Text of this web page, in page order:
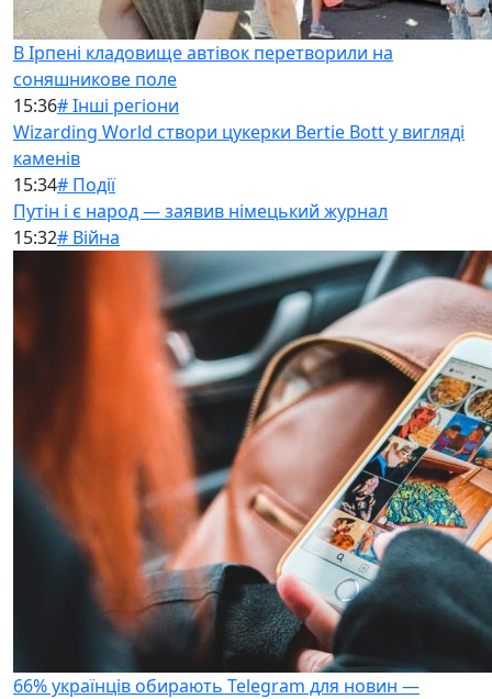
В Ірпені кладовище автівок перетворили на
соняшникове поле
15:36# Інші регіони
Wizarding World створи цукерки Bertie Bott у вигляді
каменів
15:34# Події
Путін і є народ — заявив німецький журнал
15:32# Війна
66% українців обирають Telegram для новин —